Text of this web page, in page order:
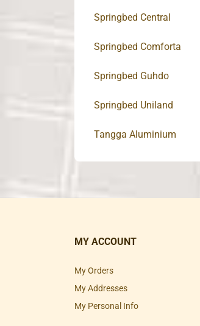
Springbed Central
Springbed Comforta
Springbed Guhdo
Springbed Uniland
Tangga Aluminium
MY ACCOUNT
My Orders
My Addresses
My Personal Info